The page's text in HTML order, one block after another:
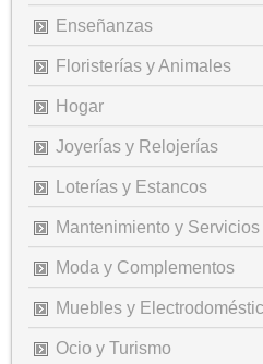
Enseñanzas
Floristerías y Animales
Hogar
Joyerías y Relojerías
Loterías y Estancos
Mantenimiento y Servicios
Moda y Complementos
Muebles y
Ocio y Turismo